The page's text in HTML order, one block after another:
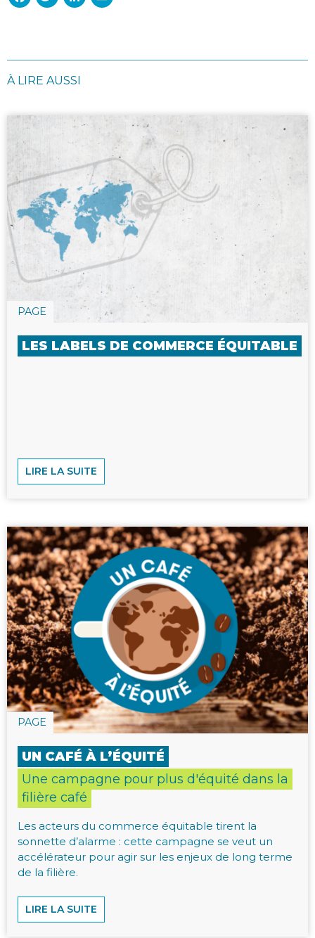
À LIRE AUSSI
PAGE
LES LABELS DE COMMERCE ÉQUITABLE
LIRE LA SUITE
PAGE
UN CAFÉ À L’ÉQUITÉ
Une campagne pour plus d'équité dans la
filière café
Les acteurs du commerce équitable tirent la
sonnette d’alarme : cette campagne se veut un
accélérateur pour agir sur les enjeux de long terme
de la filière.
LIRE LA SUITE